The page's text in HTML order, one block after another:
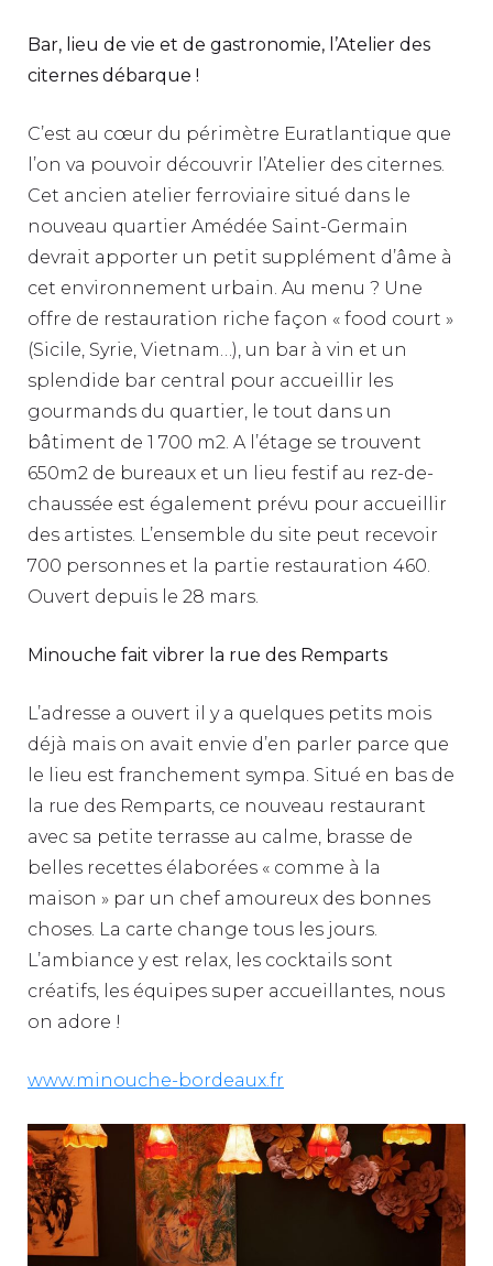
Bar, lieu de vie et de gastronomie, l’Atelier des
citernes débarque !
C’est au cœur du périmètre Euratlantique que
l’on va pouvoir découvrir l’Atelier des citernes.
Cet ancien atelier ferroviaire situé dans le
nouveau quartier Amédée Saint-Germain
devrait apporter un petit supplément d’âme à
cet environnement urbain. Au menu ? Une
offre de restauration riche façon « food court »
(Sicile, Syrie, Vietnam…), un bar à vin et un
splendide bar central pour accueillir les
gourmands du quartier, le tout dans un
bâtiment de 1 700 m2. A l’étage se trouvent
650m2 de bureaux et un lieu festif au rez-de-
chaussée est également prévu pour accueillir
des artistes. L’ensemble du site peut recevoir
700 personnes et la partie restauration 460.
Ouvert depuis le 28 mars.
Minouche fait vibrer la rue des Remparts
L’adresse a ouvert il y a quelques petits mois
déjà mais on avait envie d’en parler parce que
le lieu est franchement sympa. Situé en bas de
la rue des Remparts, ce nouveau restaurant
avec sa petite terrasse au calme, brasse de
belles recettes élaborées « comme à la
maison » par un chef amoureux des bonnes
choses. La carte change tous les jours.
L’ambiance y est relax, les cocktails sont
créatifs, les équipes super accueillantes, nous
on adore !
www.minouche-bordeaux.fr